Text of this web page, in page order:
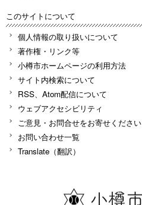
このサイトについて
個人情報の取り扱いについて
著作権・リンク等
小樽市ホームページの利用方法
サイト内検索について
RSS、Atom配信について
ウェブアクセシビリティ
ご意見・お問合せをお寄せください
お問い合わせ一覧
Translate（翻訳）